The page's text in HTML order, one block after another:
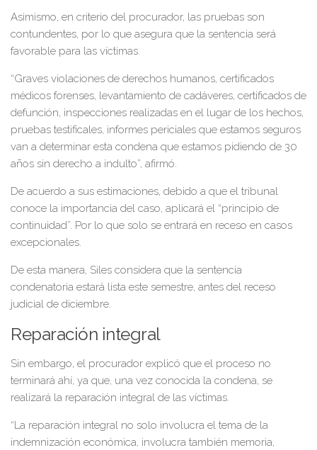
Asimismo, en criterio del procurador, las pruebas son
contundentes, por lo que asegura que la sentencia será
favorable para las víctimas.
“Graves violaciones de derechos humanos, certificados
médicos forenses, levantamiento de cadáveres, certificados de
defunción, inspecciones realizadas en el lugar de los hechos,
pruebas testificales, informes periciales que estamos seguros
van a determinar esta condena que estamos pidiendo de 30
años sin derecho a indulto”, afirmó.
De acuerdo a sus estimaciones, debido a que el tribunal
conoce la importancia del caso, aplicará el “principio de
continuidad”. Por lo que solo se entrará en receso en casos
excepcionales.
De esta manera, Siles considera que la sentencia
condenatoria estará lista este semestre, antes del receso
judicial de diciembre.
Reparación integral
Sin embargo, el procurador explicó que el proceso no
terminará ahí, ya que, una vez conocida la condena, se
realizará la reparación integral de las víctimas.
“La reparación integral no solo involucra el tema de la
indemnización económica, involucra también memoria,